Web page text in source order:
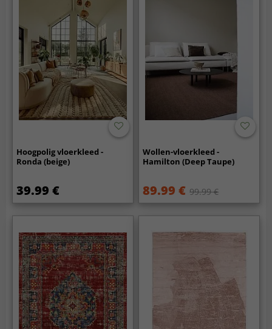
Hoogpolig vloerkleed -
Ronda (beige)
39.99 €
Wollen-vloerkleed -
Hamilton (Deep Taupe)
89.99 € 99.99 €